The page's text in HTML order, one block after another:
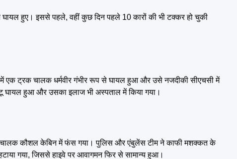
घायल हुए। इससे पहले, वहीं कुछ दिन पहले 10 कारों की भी टक्कर हो चुकी
में एक ट्रक चालक धर्मवीर गंभीर रूप से घायल हुआ और उसे नजदीकी सीएचसी में
घायल हुआ और उसका इलाज भी अस्पताल में किया गया।
चालक कौशल केबिन में फंस गया। पुलिस और एंबुलेंस टीम ने काफी मशक्कत के
गया, जिससे हाइवे पर आवागमन फिर से सामान्य हुआ।